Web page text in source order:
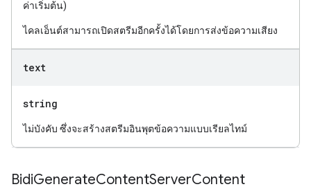
ค่าเริ่มต้น)
ไคลเอ็นต์สามารถเปิดสตรีมอีกครั้งได้โดยการส่งข้อความเสียง
text
string
ไม่บังคับ ซึ่งจะสร้างสตรีมอินพุตข้อความแบบเรียลไทม์
BidiGenerateContentServerContent